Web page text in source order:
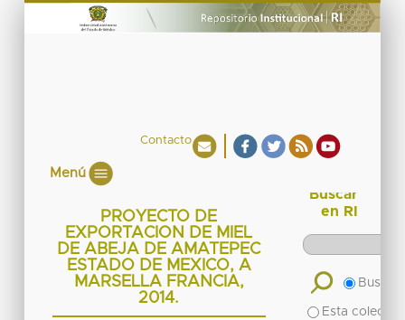
Contacto
Menú
PROYECTO DE
EXPORTACION DE MIEL
DE ABEJA DE AMATEPEC
ESTADO DE MEXICO, A
MARSELLA FRANCIA,
2014.
Buscar
en RI
Buscar
Esta